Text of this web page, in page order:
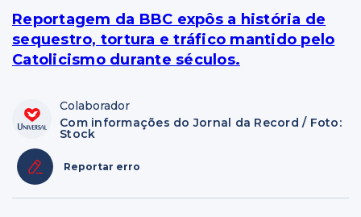
Reportagem da BBC expôs a história de
sequestro, tortura e tráfico mantido pelo
Catolicismo durante séculos.
Colaborador
Com informações do Jornal da Record / Foto:
Stock
Reportar erro